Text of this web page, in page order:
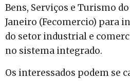
Bens, Serviços e Turismo
Janeiro (Fecomercio) para
do setor industrial e
no sistema integrado.
Os interessados podem se